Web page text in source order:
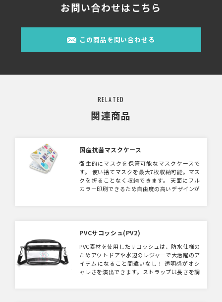
お問い合わせはこちら
この商品を問い合わせる
RELATED
関連商品
国産抗菌マスクケース
衛生的にマスクを保管可能なマスクケースで
す。 使い捨てマスクを最大7枚収納可能。マス
クを折ることなく収納できます。 天面にフル
カラー印刷できるため自由度の高いデザインが
PVCサコッシュ(PV2)
PVC素材を使用したサコッシュは、防水仕様の
ためアウトドアや水辺のレジャーで大活躍のア
イテムになること間違いなし！ 透明感がオシ
ャレさを演出できます。ストラップは長さを調